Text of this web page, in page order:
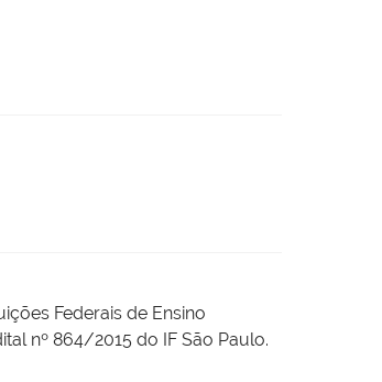
Federais de Ensino
nº 864/2015 do IF São Paulo.